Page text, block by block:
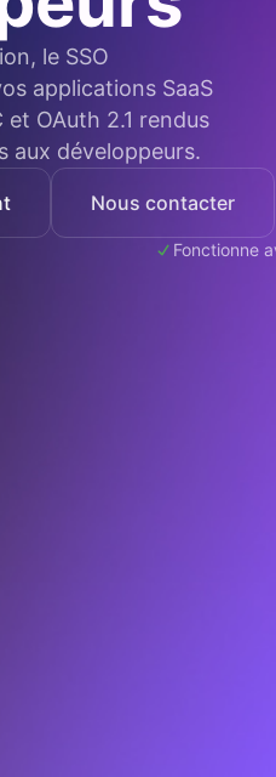
le SSO
applications SaaS
et OAuth 2.1 rendus
aux développeurs.
Nous contacter
Fonctionne